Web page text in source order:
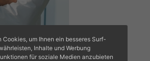
Cookies, um Ihnen ein besseres Surf-
Inhalte und Werbung
für soziale Medien anzubieten